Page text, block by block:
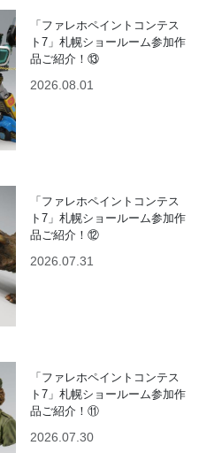
「ファレホペイントコンテス
ト7」札幌ショールーム参加作
品ご紹介！⑬
2026.08.01
「ファレホペイントコンテス
ト7」札幌ショールーム参加作
品ご紹介！⑫
2026.07.31
「ファレホペイントコンテス
ト7」札幌ショールーム参加作
品ご紹介！⑪
2026.07.30